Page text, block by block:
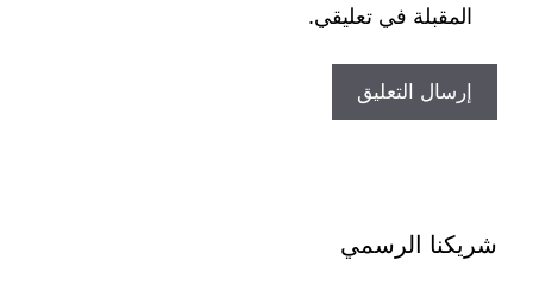
المقبلة في تعليقي.
شريكنا الرسمي